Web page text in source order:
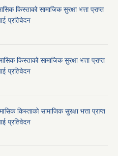
किस्ताको सामाजिक सुरक्षा भत्ता प्राप्त
प्रतिवेदन
किस्ताको सामाजिक सुरक्षा भत्ता प्राप्त
प्रतिवेदन
किस्ताको सामाजिक सुरक्षा भत्ता प्राप्त
प्रतिवेदन